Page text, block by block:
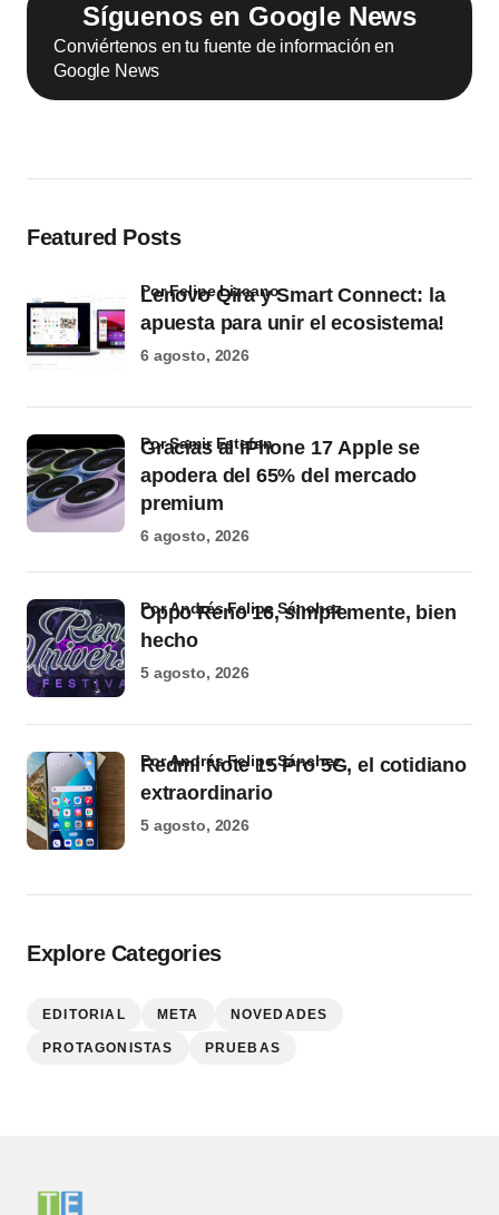
Síguenos en Google News
Conviértenos en tu fuente de información en
Google News
Featured Posts
Lenovo Qira y Smart Connect: la
apuesta para unir el ecosistema!
por Felipe Lizcano
6 agosto, 2026
Gracias al iPhone 17 Apple se
apodera del 65% del mercado
premium
por Samir Estefan
6 agosto, 2026
Oppo Reno 16, simplemente, bien
hecho
por Andrés Felipe Sánchez
5 agosto, 2026
Redmi Note 15 Pro 5G, el cotidiano
extraordinario
por Andrés Felipe Sánchez
5 agosto, 2026
Explore Categories
EDITORIAL META NOVEDADES
PROTAGONISTAS PRUEBAS